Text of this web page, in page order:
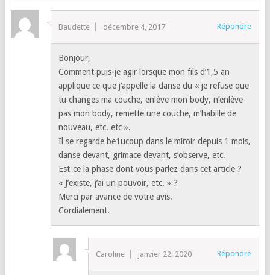
Baudette décembre 4, 2017 Répondre
Bonjour,
Comment puis-je agir lorsque mon fils d’1,5 an
applique ce que j’appelle la danse du « je refuse que
tu changes ma couche, enlève mon body, n’enlève
pas mon body, remette une couche, m’habille de
nouveau, etc. etc ».
Il se regarde be1ucoup dans le miroir depuis 1 mois,
danse devant, grimace devant, s’observe, etc.
Est-ce la phase dont vous parlez dans cet article ?
« J’existe, j’ai un pouvoir, etc. » ?
Merci par avance de votre avis.
Cordialement.
Caroline janvier 22, 2020 Répondre